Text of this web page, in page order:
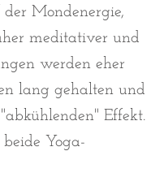
Mondenergie,
meditativer und
werden eher
lang gehalten und
Effekt.
Yoga-